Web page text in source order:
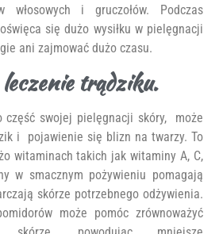
włosowych i gruczołów. Podczas
się dużo wysiłku w pielęgnacji
ani zajmować dużo czasu.
trądziku.
część swojej pielęgnacji skóry, może
i pojawienie się blizn na twarzy. To
witaminach takich jak witaminy A, C,
w smacznym pożywieniu pomagają
skórze potrzebnego odżywienia.
może pomóc zrównoważyć